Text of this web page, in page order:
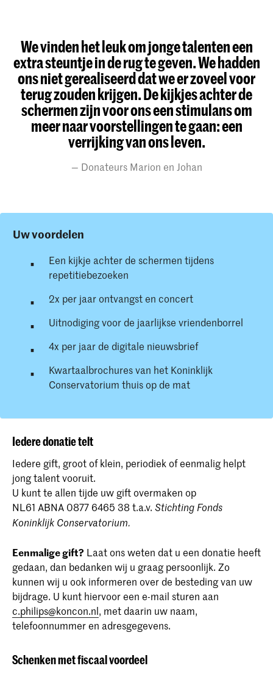
We vinden het leuk om jonge talenten een
extra steuntje in de rug te geven. We hadden
ons niet gerealiseerd dat we er zoveel voor
terug zouden krijgen. De kijkjes achter de
schermen zijn voor ons een stimulans om
meer naar voorstellingen te gaan: een
verrijking van ons leven.
Donateurs Marion en Johan
Uw voordelen
Een kijkje achter de schermen tijdens
repetitiebezoeken
2x per jaar ontvangst en concert
Uitnodiging voor de jaarlijkse vriendenborrel
4x per jaar de digitale nieuwsbrief
Kwartaalbrochures van het Koninklijk
Conservatorium thuis op de mat
Iedere donatie telt
Iedere gift, groot of klein, periodiek of eenmalig helpt
jong talent vooruit.
U kunt te allen tijde uw gift overmaken op
NL61 ABNA 0877 6465 38 t.a.v. Stichting Fonds
Koninklijk Conservatorium.
Eenmalige gift? Laat ons weten dat u een donatie heeft
gedaan, dan bedanken wij u graag persoonlijk. Zo
kunnen wij u ook informeren over de besteding van uw
bijdrage. U kunt hiervoor een e-mail sturen aan
c.philips@koncon.nl, met daarin uw naam,
telefoonnummer en adresgegevens.
Schenken met fiscaal voordeel